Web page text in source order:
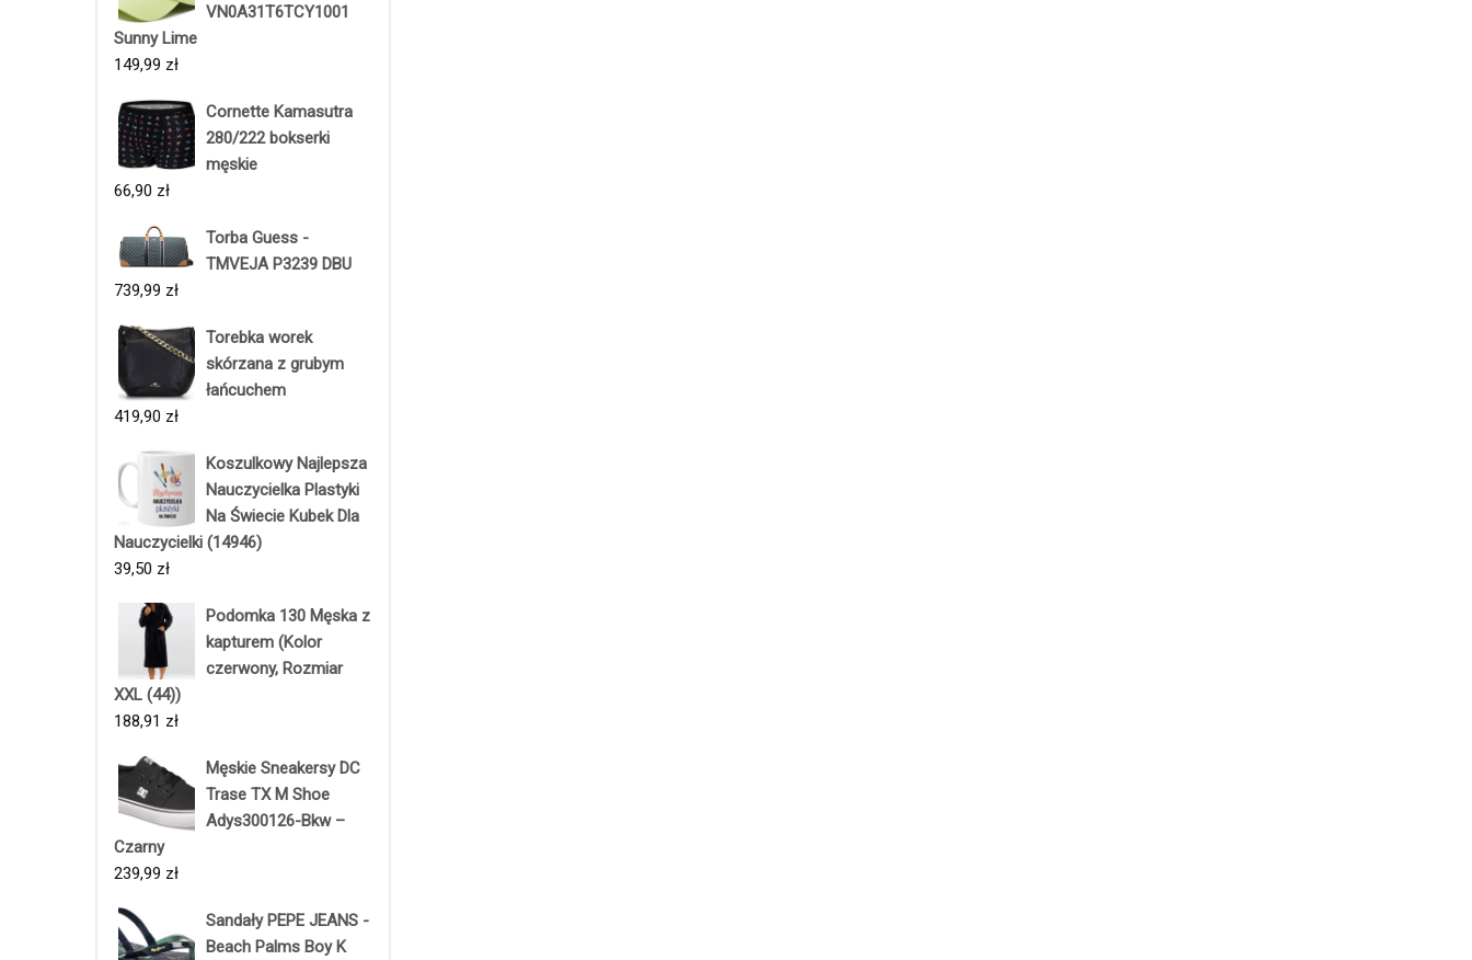
VN0A31T6TCY1001
Sunny Lime
149,99 zł
Cornette Kamasutra
280/222 bokserki
męskie
66,90 zł
Torba Guess -
TMVEJA P3239 DBU
739,99 zł
Torebka worek
skórzana z grubym
łańcuchem
419,90 zł
Koszulkowy Najlepsza
Nauczycielka Plastyki
Na Świecie Kubek Dla
Nauczycielki (14946)
39,50 zł
Podomka 130 Męska z
kapturem (Kolor
czerwony, Rozmiar
XXL (44))
188,91 zł
Męskie Sneakersy DC
Trase TX M Shoe
Adys300126-Bkw –
Czarny
239,99 zł
Sandały PEPE JEANS -
Beach Palms Boy K